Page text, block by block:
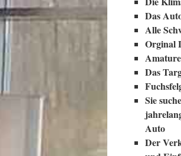
Das
Alle
Orginal
Das
Sie
Auto
Der